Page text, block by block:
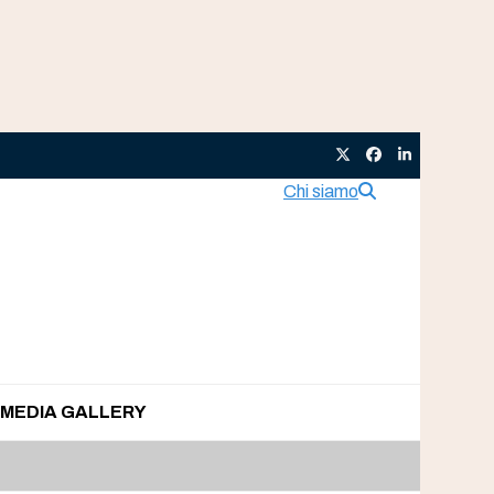
TwitterFacebook
LinkedIn
Chi siamo
MEDIA GALLERY